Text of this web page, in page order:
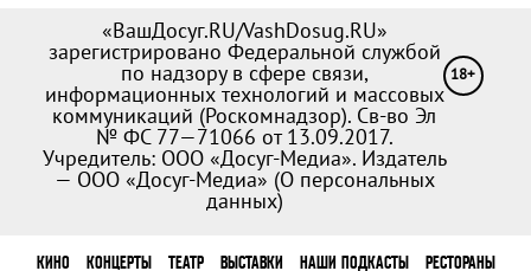
«ВашДосуг.RU/VashDosug.RU»
зарегистрировано Федеральной службой
по надзору в сфере связи,
информационных технологий и массовых
коммуникаций (Роскомнадзор). Св-во Эл
№ ФС 77—71066 от 13.09.2017.
Учредитель: ООО «Досуг-Медиа». Издатель
— ООО «Досуг-Медиа» (О персональных
данных)
18+
КИНО КОНЦЕРТЫ ТЕАТР ВЫСТАВКИ НАШИ ПОДКАСТЫ РЕСТОРАНЫ